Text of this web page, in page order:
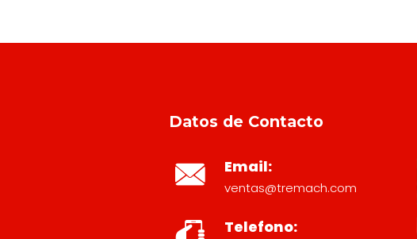
Datos de Contacto
Email:
ventas@tremach.com
Telefono: